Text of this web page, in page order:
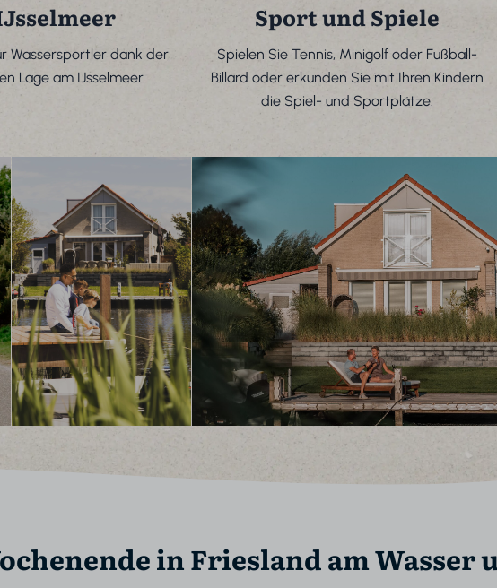
Wassersportler dank der
Lage am IJsselmeer.
Sport und Spiele
Spielen Sie Tennis, Minigolf oder Fußball-
Billard oder erkunden Sie mit Ihren Kindern
die Spiel- und Sportplätze.
in Friesland am Wasser